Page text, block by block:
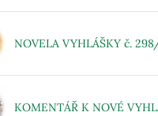
NOVELA VYHLÁŠKY č.
KOMENTÁŘ K NOVÉ